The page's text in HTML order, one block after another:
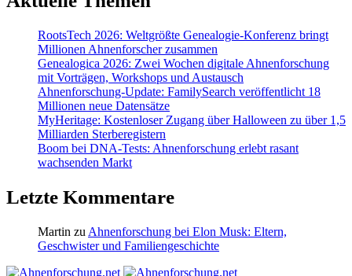
RootsTech 2026: Weltgrößte Genealogie-Konferenz bringt
Millionen Ahnenforscher zusammen
Genealogica 2026: Zwei Wochen digitale Ahnenforschung
mit Vorträgen, Workshops und Austausch
Ahnenforschung-Update: FamilySearch veröffentlicht 18
Millionen neue Datensätze
MyHeritage: Kostenloser Zugang über Halloween zu über 1,5
Milliarden Sterberegistern
Boom bei DNA-Tests: Ahnenforschung erlebt rasant
wachsenden Markt
Letzte Kommentare
Martin zu Ahnenforschung bei Elon Musk: Eltern,
Geschwister und Familiengeschichte